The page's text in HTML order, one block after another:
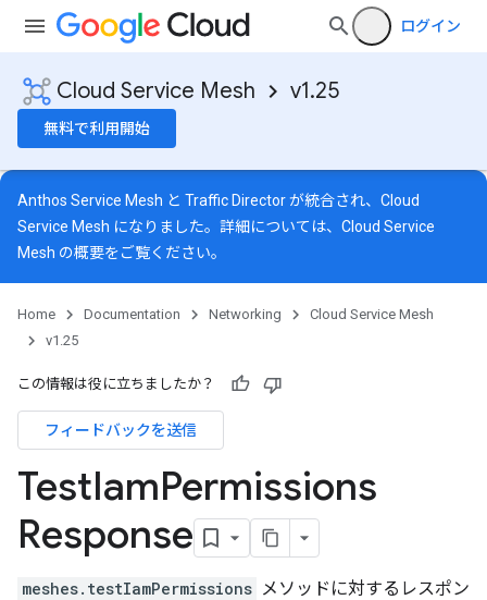
ログイン
Cloud Service Mesh v1.25
無料で利用開始
Anthos Service Mesh と Traffic Director が統合され、Cloud
Service Mesh になりました。詳細については、 Cloud Service
Mesh の概要をご覧ください。
Home Documentation Networking
Cloud Service Mesh
v1.25
この情報は役に立ちましたか？
フィードバックを送信
TestIamPermissions
Response
meshes.testIamPermissions メソッドに対するレスポン